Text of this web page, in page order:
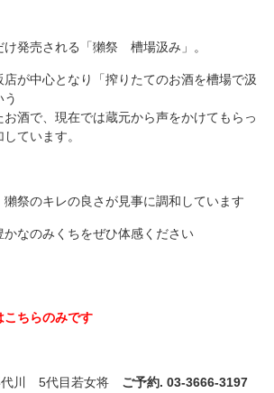
け発売される「獺祭 槽場汲み」。
が中心となり「搾りたてのお酒を槽場で汲
酒で、現在では蔵元から声をかけてもらっ
ています。
祭のキレの良さが見事に調和しています
なのみくちをぜひ体感ください
こちらのみです
川 5代目若女将 ご予約. 03-3666-3197